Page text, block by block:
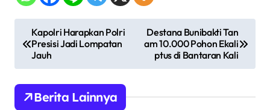
a
v
i
Kapolri Harapkan Polri
Presisi Jadi Lompatan
Jauh
Destana Bunibakti Tan
am 10.000 Pohon Ekali
ptus di Bantaran Kali
Berita Lainnya